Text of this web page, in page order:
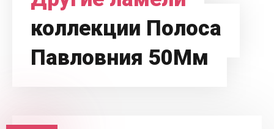
коллекции Полоса
Павловния 50Мм